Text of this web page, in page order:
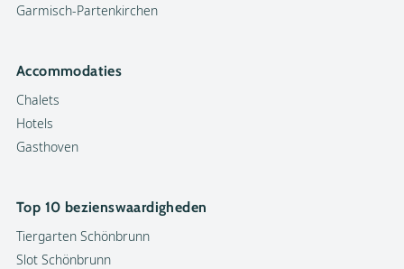
Garmisch-Partenkirchen
Accommodaties
Chalets
Hotels
Gasthoven
Top 10 bezienswaardigheden
Tiergarten Schönbrunn
Slot Schönbrunn